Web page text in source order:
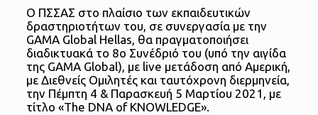
Ο ΠΣΣΑΣ στο πλαίσιο των εκπαιδευτικών
δραστηριοτήτων του, σε συνεργασία με την
GAMA Global Hellas, θα πραγματοποιήσει
διαδικτυακά το 8ο Συνέδριό του (υπό την αιγίδα
της GAMA Global), με live μετάδοση από Αμερική,
με Διεθνείς Ομιλητές και ταυτόχρονη διερμηνεία,
την Πέμπτη 4 & Παρασκευή 5 Μαρτίου 2021, με
τίτλο «The DNA of KNOWLEDGE».